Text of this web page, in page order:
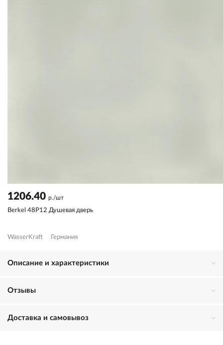
1206.40 р./шт
Berkel 48P12 Душевая дверь
WasserKraft Германия
Описание и характеристики
Отзывы
Доставка и самовывоз